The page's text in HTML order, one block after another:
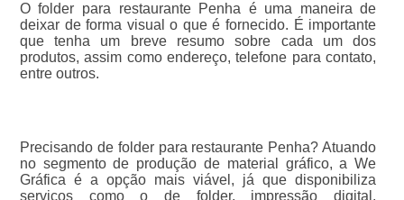
O folder para restaurante Penha é uma maneira de
deixar de forma visual o que é fornecido. É importante
que tenha um breve resumo sobre cada um dos
produtos, assim como endereço, telefone para contato,
entre outros.
Precisando de folder para restaurante Penha? Atuando
no segmento de produção de material gráfico, a We
Gráfica é a opção mais viável, já que disponibiliza
serviços como o de folder, impressão digital,